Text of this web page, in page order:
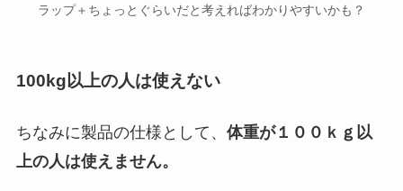
ラップ＋ちょっとぐらいだと考えればわかりやすいかも？
100kg以上の人は使えない
ちなみに製品の仕様として、 体重が１００ｋｇ以
上の人は使えません。